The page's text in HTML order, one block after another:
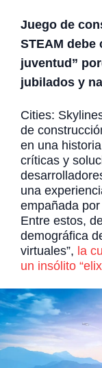
Juego de
STEAM debe
juventud”
jubilados y
Cities:
de
en una
críticas y
una
empañada
Entre estos,
demográfica
virtuales”, la
un insólito